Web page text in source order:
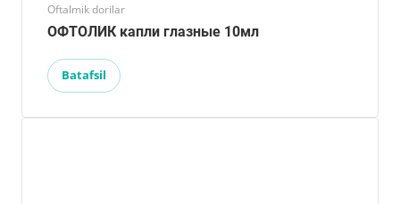
Oftalmik dorilar
ОФТОЛИК капли глазные 10мл
Batafsil